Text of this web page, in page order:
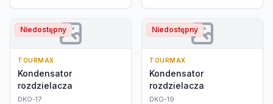
Niedostępny
TOURMAX
Kondensator
rozdzielacza
DKO-17
Niedostępny
TOURMAX
Kondensator
rozdzielacza
DKO-19